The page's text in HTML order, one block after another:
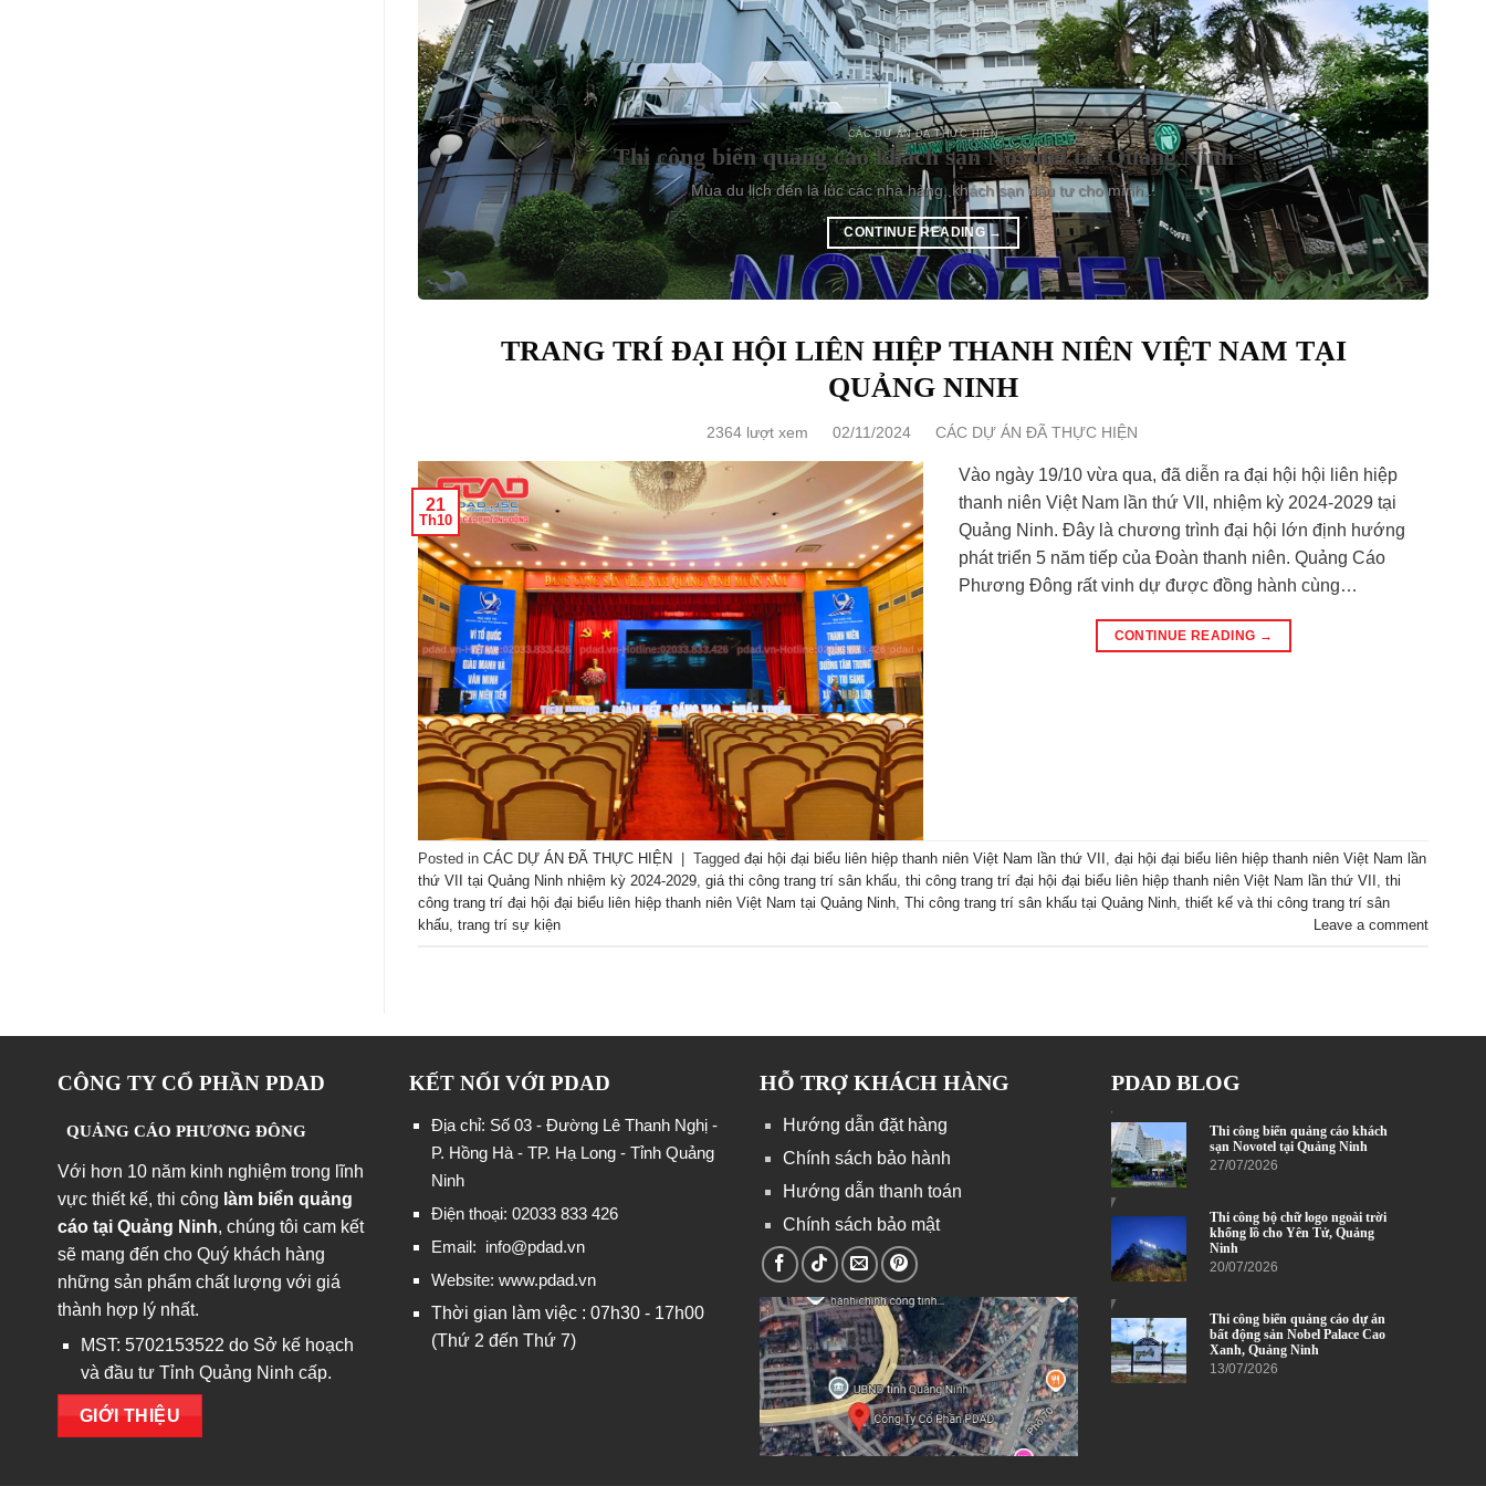
CÁC DỰ ÁN ĐÃ THỰC HIỆN
Thi công biển quảng cáo khách sạn Novotel tại Quảng Ninh
Mùa du lịch đến là lúc các nhà hàng, khách sạn đầu tư cho mình...
CONTINUE READING→
TRANG TRÍ ĐẠI HỘI LIÊN HIỆP THANH NIÊN VIỆT NAM TẠI
QUẢNG NINH
2364 lượt xem 02/11/2024 CÁC DỰ ÁN ĐÃ THỰC HIỆN
21
Th10
Vào ngày 19/10 vừa qua, đã diễn ra đại hội hội liên hiệp
thanh niên Việt Nam lần thứ VII, nhiệm kỳ 2024-2029 tại
Quảng Ninh. Đây là chương trình đại hội lớn định hướng
phát triển 5 năm tiếp của Đoàn thanh niên. Quảng Cáo
Phương Đông rất vinh dự được đồng hành cùng…
CONTINUE READING →
Posted in CÁC DỰ ÁN ĐÃ THỰC HIỆN Tagged đại hội đại biểu liên hiệp thanh niên Việt Nam lần thứ VII , đại hội đại biểu liên hiệp thanh niên Việt Nam lần
thứ VII tại Quảng Ninh nhiệm kỳ 2024-2029, giá thi công trang trí sân khấu, thi công trang trí đại hội đại biểu liên hiệp thanh niên Việt Nam lần thứ VII , thi
công trang trí đại hội đại biểu liên hiệp thanh niên Việt Nam tại Quảng Ninh, Thi công trang trí sân khấu tại Quảng Ninh, thiết kế và thi công trang trí sân
khấu, trang trí sự kiện Leave a comment
CÔNG TY CỔ PHẦN PDAD
QUẢNG CÁO PHƯƠNG ĐÔNG
Với hơn 10 năm kinh nghiệm trong lĩnh
vực thiết kế, thi công làm biển quảng
cáo tại Quảng Ninh, chúng tôi cam kết
sẽ mang đến cho Quý khách hàng
những sản phẩm chất lượng với giá
thành hợp lý nhất.
MST: 5702153522 do Sở kế hoạch
và đầu tư Tỉnh Quảng Ninh cấp.
GIỚI THIỆU
KẾT NỐI VỚI PDAD
Địa chỉ: Số 03 - Đường Lê Thanh Nghị -
P. Hồng Hà - TP. Hạ Long - Tỉnh Quảng
Ninh
Điện thoại: 02033 833 426
Email: info@pdad.vn
Website: www.pdad.vn
Thời gian làm việc : 07h30 - 17h00
(Thứ 2 đến Thứ 7)
HỖ TRỢ KHÁCH HÀNG
Hướng dẫn đặt hàng
Chính sách bảo hành
Hướng dẫn thanh toán
Chính sách bảo mật
PDAD BLOG
Thi công biển quảng cáo khách
sạn Novotel tại Quảng Ninh
27/07/2026
Thi công bộ chữ logo ngoài trời
khổng lồ cho Yên Tử, Quảng
Ninh
20/07/2026
Thi công biển quảng cáo dự án
bất động sản Nobel Palace Cao
Xanh, Quảng Ninh
13/07/2026